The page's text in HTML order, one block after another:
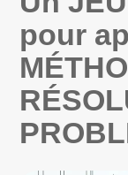
pour